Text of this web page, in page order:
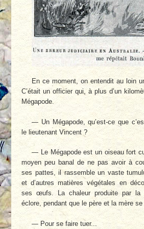
En ce moment, on entendit au loin
C’était un officier qui, à plus d’un
Mégapode.
— Un Mégapode, qu’est-ce que
le lieutenant Vincent ?
— Le Mégapode est un oiseau fort
moyen peu banal de ne pas avoir à
ses pattes, il rassemble un vaste
et d’autres matières végétales en
ses œufs. La chaleur produite par la
éclore, pendant que le père et la mère
— Pour se faire tuer...